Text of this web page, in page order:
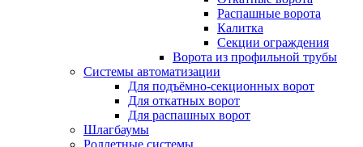
Распашные ворота
Калитка
Секции ограждения
Ворота из профильной трубы
Системы автоматизации
Для подъёмно-секционных ворот
Для откатных ворот
Для распашных ворот
Шлагбаумы
Роллетные системы